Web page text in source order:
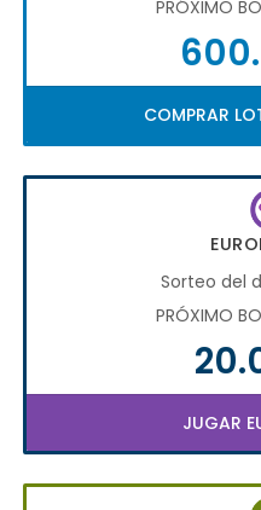
PRÓXIMO
COMPRAR
Sorteo del
PRÓXIMO
JUGAR